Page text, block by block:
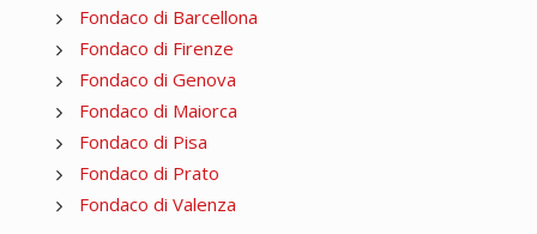
Fondaco di Barcellona
Fondaco di Firenze
Fondaco di Genova
Fondaco di Maiorca
Fondaco di Pisa
Fondaco di Prato
Fondaco di Valenza